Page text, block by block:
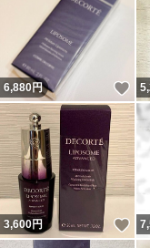
6,880円
3,600円